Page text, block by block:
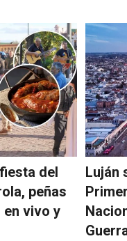
del
peñas
vivo y
Luján